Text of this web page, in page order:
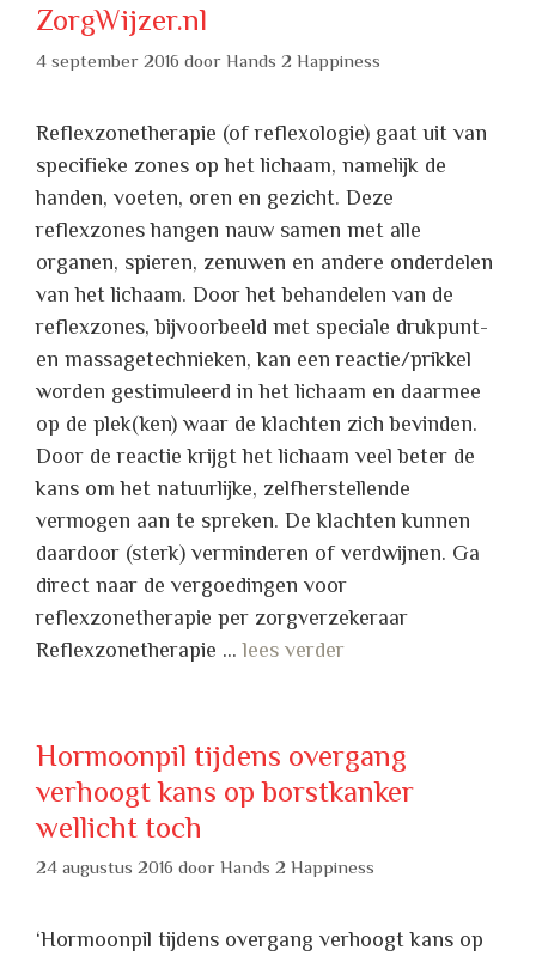
ZorgWijzer.nl
4 september 2016 door Hands 2 Happiness
Reflexzonetherapie (of reflexologie) gaat uit van
specifieke zones op het lichaam, namelijk de
handen, voeten, oren en gezicht. Deze
reflexzones hangen nauw samen met alle
organen, spieren, zenuwen en andere onderdelen
van het lichaam. Door het behandelen van de
reflexzones, bijvoorbeeld met speciale drukpunt-
en massagetechnieken, kan een reactie/prikkel
worden gestimuleerd in het lichaam en daarmee
op de plek(ken) waar de klachten zich bevinden.
Door de reactie krijgt het lichaam veel beter de
kans om het natuurlijke, zelfherstellende
vermogen aan te spreken. De klachten kunnen
daardoor (sterk) verminderen of verdwijnen. Ga
direct naar de vergoedingen voor
reflexzonetherapie per zorgverzekeraar
Reflexzonetherapie …lees verder
Hormoonpil tijdens overgang
verhoogt kans op borstkanker
wellicht toch
24 augustus 2016 door Hands 2 Happiness
‘Hormoonpil tijdens overgang verhoogt kans op